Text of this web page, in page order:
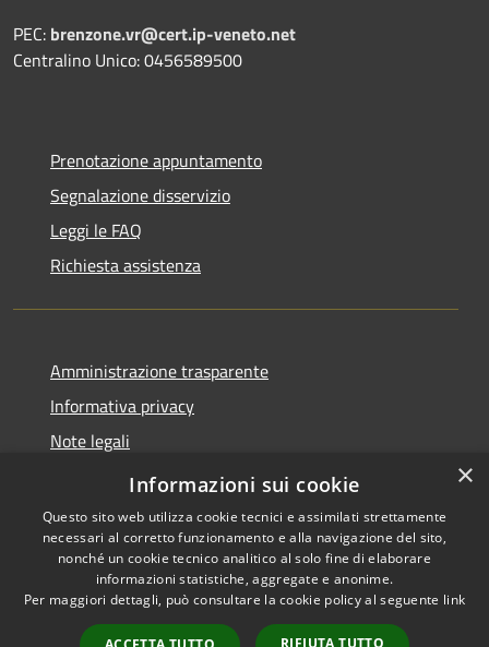
PEC: brenzone.vr@cert.ip-veneto.net
Centralino Unico: 0456589500
Prenotazione appuntamento
Segnalazione disservizio
Leggi le FAQ
Richiesta assistenza
Amministrazione trasparente
Informativa privacy
Note legali
Dichiarazione di accessibilità
Accessibilità
Copyright © 2026 • Comune di
Brenzone sul Garda • Powered
byMunicipium Accesso
×
Informazioni sui cookie
Questo sito web utilizza cookie tecnici e assimilati strettamente
necessari al corretto funzionamento e alla navigazione del sito,
nonché un cookie tecnico analitico al solo fine di elaborare
informazioni statistiche, aggregate e anonime.
Per maggiori dettagli, può consultare la cookie policy al seguente link
RIFIUTA TUTTO